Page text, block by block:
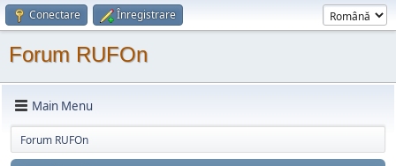
Conectare Înregistrare
Forum RUFOn
Main Menu
Forum RUFOn